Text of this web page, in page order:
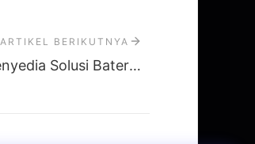
ARTIKEL BERIKUTNYA
RPT di Middle East Energy di Dubai: Penyedia Solusi Baterai Anda yang Terpercaya